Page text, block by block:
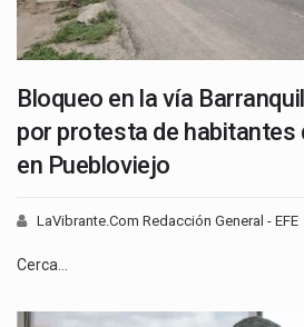
Bloqueo en la vía
por protesta de habitantes
en Puebloviejo
LaVibrante.Com Redacción General - EFE
Cerca…